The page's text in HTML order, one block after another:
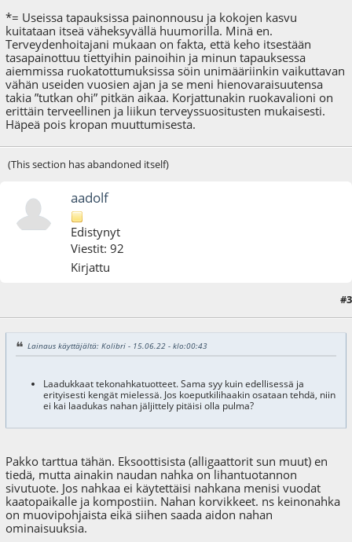
*= Useissa tapauksissa painonnousu ja kokojen kasvu
kuitataan itseä väheksyvällä huumorilla. Minä en.
Terveydenhoitajani mukaan on fakta, että keho itsestään
tasapainottuu tiettyihin painoihin ja minun tapauksessa
aiemmissa ruokatottumuksissa söin unimääriinkin vaikuttavan
vähän useiden vuosien ajan ja se meni hienovaraisuutensa
takia ”tutkan ohi” pitkän aikaa. Korjattunakin ruokavalioni on
erittäin terveellinen ja liikun terveyssuositusten mukaisesti.
Häpeä pois kropan muuttumisesta.
(This section has abandoned itself)
aadolf
Edistynyt
Viestit: 92
Kirjattu
#3
Lainaus käyttäjältä: Kolibri - 15.06.22 - klo:00:43
Laadukkaat tekonahkatuotteet. Sama syy kuin edellisessä ja
erityisesti kengät mielessä. Jos koeputkilihaakin osataan tehdä, niin
ei kai laadukas nahan jäljittely pitäisi olla pulma?
Pakko tarttua tähän. Eksoottisista (alligaattorit sun muut) en
tiedä, mutta ainakin naudan nahka on lihantuotannon
sivutuote. Jos nahkaa ei käytettäisi nahkana menisi vuodat
kaatopaikalle ja kompostiin. Nahan korvikkeet. ns keinonahka
on muovipohjaista eikä siihen saada aidon nahan
ominaisuuksia.